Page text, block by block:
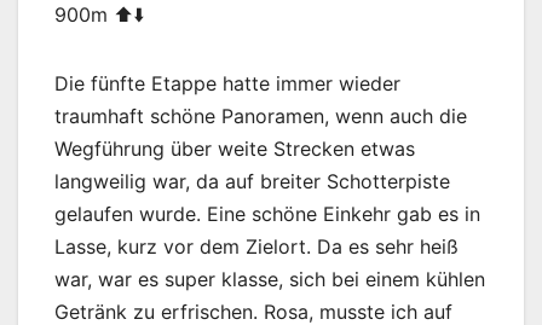
900m ⬆️⬇️
Die fünfte Etappe hatte immer wieder
traumhaft schöne Panoramen, wenn auch die
Wegführung über weite Strecken etwas
langweilig war, da auf breiter Schotterpiste
gelaufen wurde. Eine schöne Einkehr gab es in
Lasse, kurz vor dem Zielort. Da es sehr heiß
war, war es super klasse, sich bei einem kühlen
Getränk zu erfrischen. Rosa, musste ich auf